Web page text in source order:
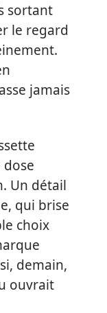
sortant
le regard
jamais
dose
Un détail
qui brise
choix
demain,
ouvrait